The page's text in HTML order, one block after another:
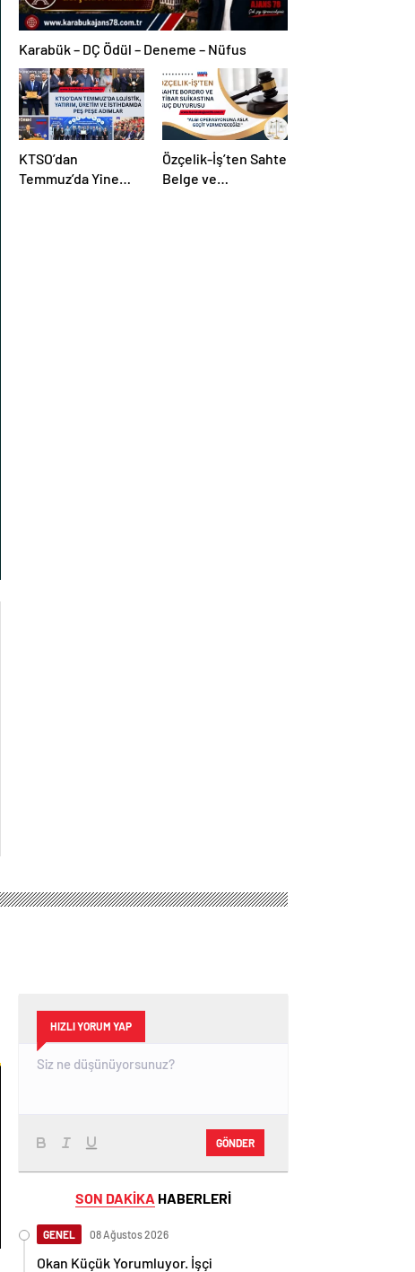
Karabük – DÇ Ödül – Deneme – Nüfus
KTSO’dan
Temmuz’da Yine
Özçelik-İş’ten Sahte
Belge ve
HIZLI YORUM YAP
GÖNDER
SON DAKİKA HABERLERİ
GENEL 08 Ağustos 2026
Okan Küçük Yorumluyor. İşçi